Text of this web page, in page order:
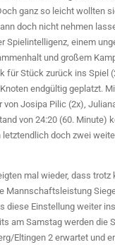
ganz so leicht wollten
doch nicht nehmen
Spielintelligenz, einem
und großem
für Stück zurück ins Spiel
endgültig geplatzt.
Josipa Pilic (2x),
von 24:20 (60. Minute)
letztendlich doch zwei
mal wieder, dass
Mannschaftsleistung
diese Einstellung weiter
am Samstag werden die
Eltingen 2 erwartet und